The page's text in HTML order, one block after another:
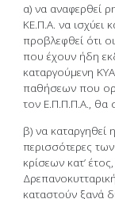
α) να αναφερθεί
ΚΕ.Π.Α. να ισχύει
προβλεφθεί ότι
που έχουν ήδη
καταργούμενη
παθήσεων που
τον Ε.Π.Π.Π.Α., θα
β) να
περισσότερες
κρίσεων κατ’
καταστούν ξανά